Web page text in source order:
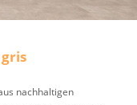
nachhaltigen